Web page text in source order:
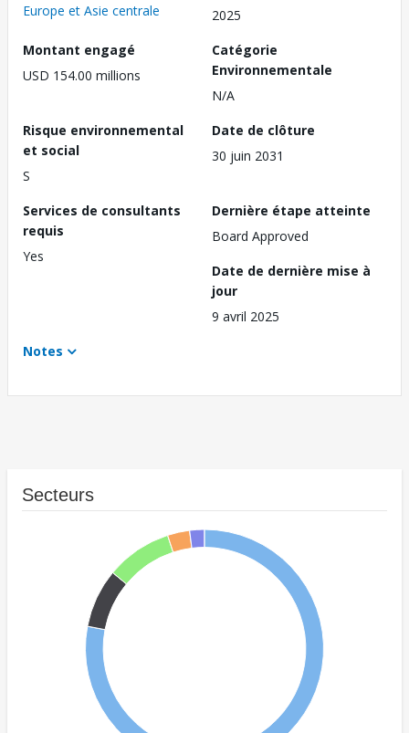
Europe et Asie centrale
2025
Montant engagé
USD 154.00 millions
Catégorie
Environnementale
N/A
Risque environnemental
et social
S
Date de clôture
30 juin 2031
Services de consultants
requis
Yes
Dernière étape atteinte
Board Approved
Date de dernière mise à
jour
9 avril 2025
Notes
Secteurs